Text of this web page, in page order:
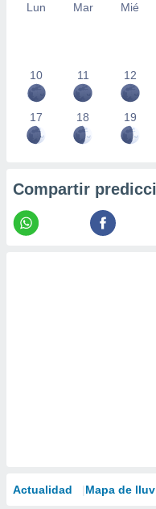
Lun Mar Mié
10 11 12
17 18 19
Compartir
Actualidad Mapa de